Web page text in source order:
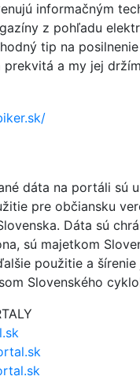
informačným
z pohľadu
tip na
a my jej
dáta na portáli sú
pre občiansku
Dáta sú
sú majetkom
použitie a
Slovenského